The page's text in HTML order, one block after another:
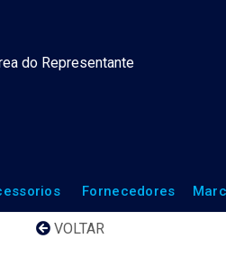
do Representante
Fornecedores
VOLTAR